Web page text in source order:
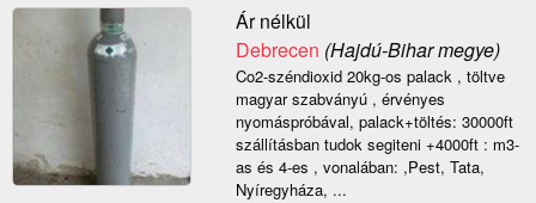
Ár nélkül
Debrecen (Hajdú-Bihar megye)
Co2-széndioxid 20kg-os palack , töltve
magyar szabványú , érvényes
nyomáspróbával, palack+töltés: 30000ft
szállításban tudok segiteni +4000ft : m3-
as és 4-es , vonalában: ,Pest, Tata,
Nyíregyháza, ...